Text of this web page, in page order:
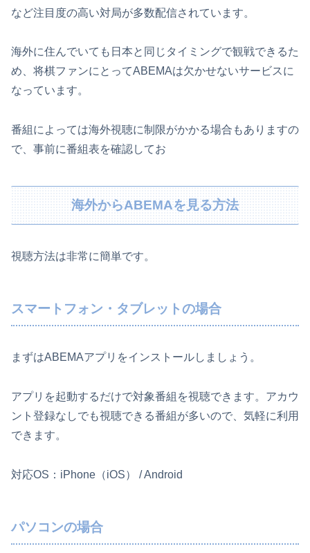
など注目度の高い対局が多数配信されています。
海外に住んでいても日本と同じタイミングで観戦できるた
め、将棋ファンにとってABEMAは欠かせないサービスに
なっています。
番組によっては海外視聴に制限がかかる場合もありますの
で、事前に番組表を確認してお
海外からABEMAを見る方法
視聴方法は非常に簡単です。
スマートフォン・タブレットの場合
まずはABEMAアプリをインストールしましょう。
アプリを起動するだけで対象番組を視聴できます。アカウ
ント登録なしでも視聴できる番組が多いので、気軽に利用
できます。
対応OS：iPhone（iOS） / Android
パソコンの場合